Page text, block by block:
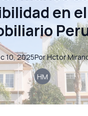
en
10, 2025PorHctor
HM